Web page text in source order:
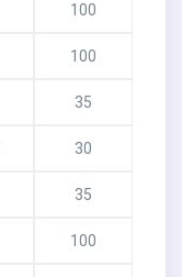
100
100
35
30
35
100